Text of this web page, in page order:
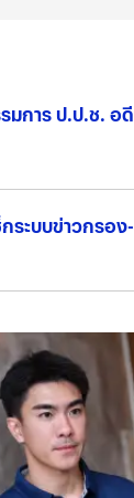
มการ ป.ป.ช.
ระบบข่าวกรอง